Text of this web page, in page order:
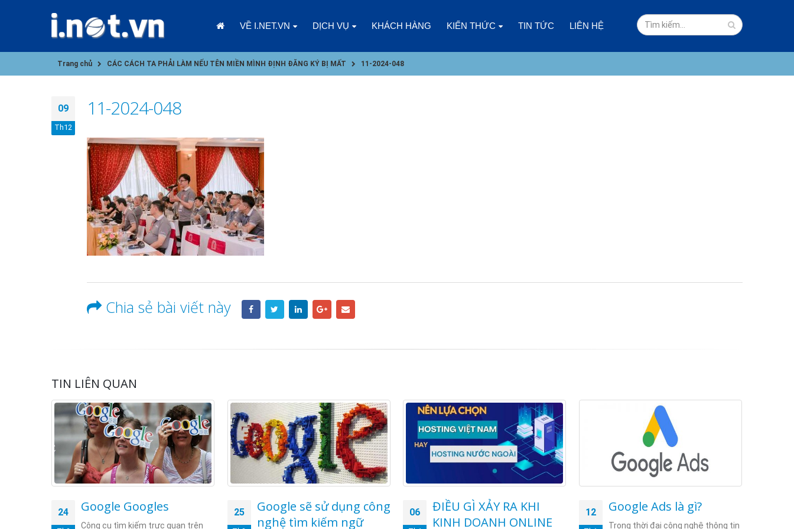
VỀ I.NET.VN DỊCH VỤ KHÁCH HÀNG KIẾN THỨC TIN TỨC LIÊN HỆ
Trang chủ CÁC CÁCH TA PHẢI LÀM NẾU TÊN MIỀN MÌNH ĐỊNH ĐĂNG KÝ BỊ MẤT 11-2024-048
09
Th12
11-2024-048
Chia sẻ bài viết này
TIN LIÊN QUAN
24 Google Googles
Công cụ tìm kiếm trực quan trên
25
Google sẽ sử dụng công
nghệ tìm kiếm ngữ
06
ĐIỀU GÌ XẢY RA KHI
KINH DOANH ONLINE
12 Google Ads là gì?
Trong thời đại công nghệ thông tin